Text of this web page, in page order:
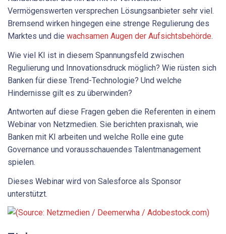
Vermögenswerten versprechen Lösungsanbieter sehr viel.
Bremsend wirken hingegen eine strenge Regulierung des
Marktes und die wachsamen Augen der Aufsichtsbehörde.
Wie viel KI ist in diesem Spannungsfeld zwischen
Regulierung und Innovationsdruck möglich? Wie rüsten sich
Banken für diese Trend-Technologie? Und welche
Hindernisse gilt es zu überwinden?
Antworten auf diese Fragen geben die Referenten in einem
Webinar von Netzmedien. Sie berichten praxisnah, wie
Banken mit KI arbeiten und welche Rolle eine gute
Governance und vorausschauendes Talentmanagement
spielen.
Dieses Webinar wird von Salesforce als Sponsor
unterstützt.